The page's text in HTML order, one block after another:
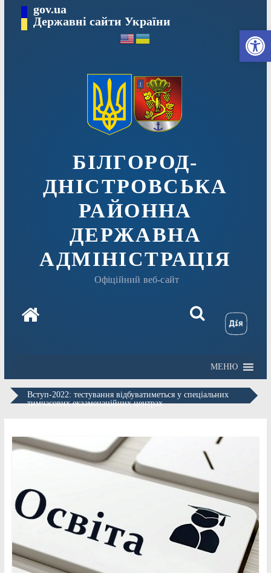
вмісту
gov.ua
Державні сайти України
БІЛГОРОД-
ДНІСТРОВСЬКА
РАЙОННА
ДЕРЖАВНА
АДМІНІСТРАЦІЯ
Офіційний веб-сайт
МЕНЮ
Вступ-2022: тестування відбуватиметься у спеціальних
тимчасових екзаменаційних центрах